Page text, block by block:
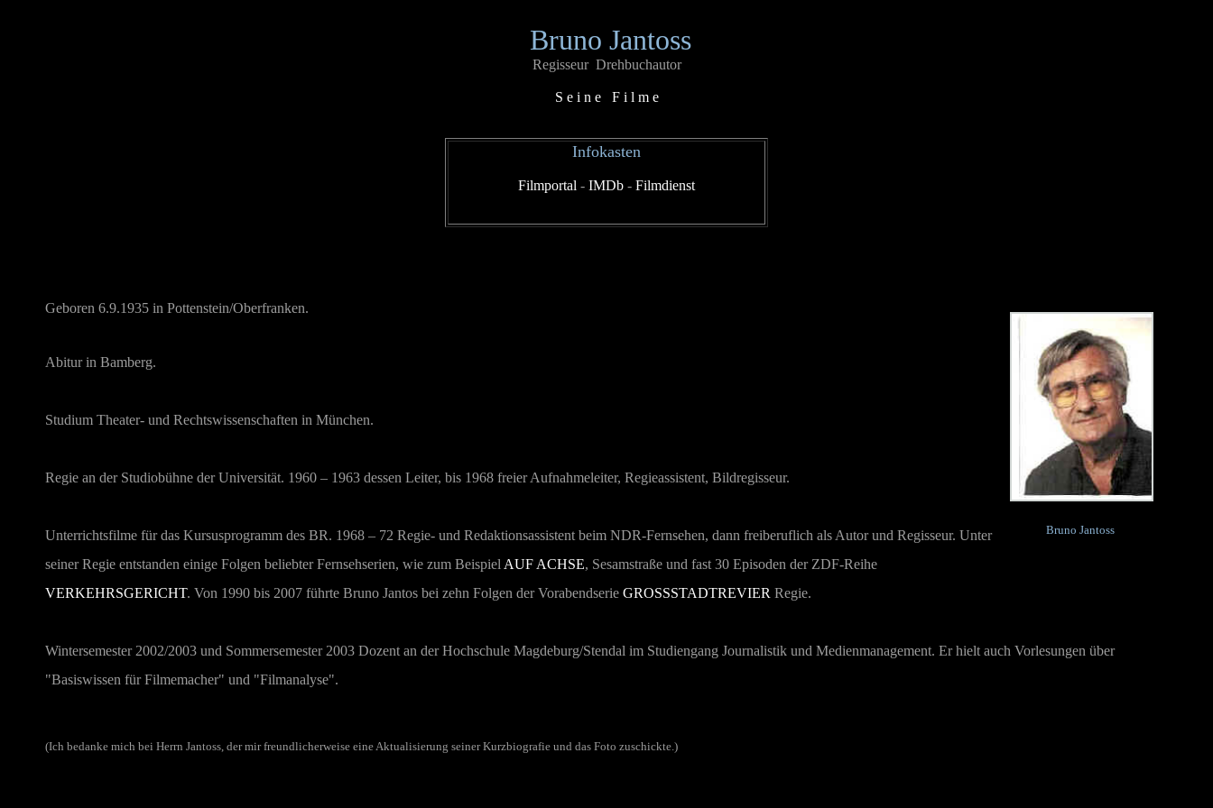
Bruno Jantoss
Regisseur Drehbuchautor
S e i n e F i l m e
Infokasten
Filmportal - IMDb - Filmdienst
Bruno Jantoss
Geboren 6.9.1935 in Pottenstein/Oberfranken.
Abitur in Bamberg.
Studium Theater- und Rechtswissenschaften in München.
Regie an der Studiobühne der Universität. 1960 – 1963 dessen Leiter, bis 1968 freier Aufnahmeleiter, Regieassistent, Bildregisseur.
Unterrichtsfilme für das Kursusprogramm des BR. 1968 – 72 Regie- und Redaktionsassistent beim NDR-Fernsehen, dann freiberuflich als Autor und Regisseur. Unter
seiner Regie entstanden einige Folgen beliebter Fernsehserien, wie zum Beispiel AUF ACHSE, Sesamstraße und fast 30 Episoden der ZDF-Reihe
VERKEHRSGERICHT. Von 1990 bis 2007 führte Bruno Jantos bei zehn Folgen der Vorabendserie GROSSSTADTREVIER Regie.
Wintersemester 2002/2003 und Sommersemester 2003 Dozent an der Hochschule Magdeburg/Stendal im Studiengang Journalistik und Medienmanagement. Er hielt auch Vorlesungen über
"Basiswissen für Filmemacher" und "Filmanalyse".
(Ich bedanke mich bei Herrn Jantoss, der mir freundlicherweise eine Aktualisierung seiner Kurzbiografie und das Foto zuschickte.)